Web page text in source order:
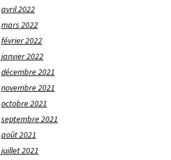
avril 2022
mars 2022
février 2022
janvier 2022
décembre 2021
novembre 2021
octobre 2021
septembre 2021
août 2021
juillet 2021